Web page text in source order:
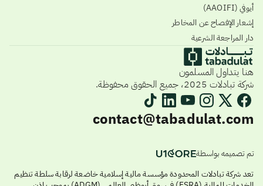
أيوفي (AAOIFI)
إشعار الإفصاح عن المخاطر
دار المراجعة الشرعية
هنا يتداول المسلمون
شركة تبادلات 2025، جميع الحقوق محفوظة.
contact@tabadulat.com
تم تصميمه بواسطة
تعد شركة تبادلات المحدودة مؤسسة مالية إسلامية خاضعة لرقابة سلطة تنظيم